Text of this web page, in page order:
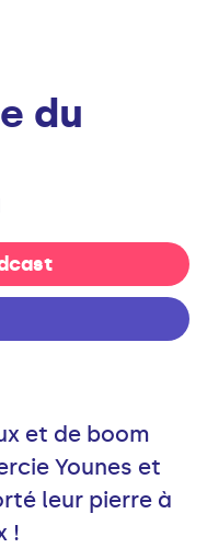
du
et de boom
Younes et
leur pierre à
!